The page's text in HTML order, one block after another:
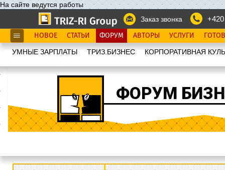
На сайте ведутся работы
Заказ звонка
НОВОЕ СТАТЬИ ФОРУМ АВТОРЫ УСЛУГИ
УМНЫЕ ЗАРПЛАТЫ ТРИЗ.БИЗНЕС КОРПОРАТИВНАЯ
ФОРУМ